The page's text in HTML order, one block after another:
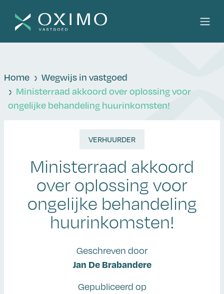
Home
Wegwijs in vastgoed
Ministerraad akkoord over oplossing voor
ongelijke behandeling huurinkomsten!
VERHUURDER
Ministerraad akkoord
over oplossing voor
ongelijke behandeling
huurinkomsten!
Geschreven door
Jan De Brabandere
Gepubliceerd op